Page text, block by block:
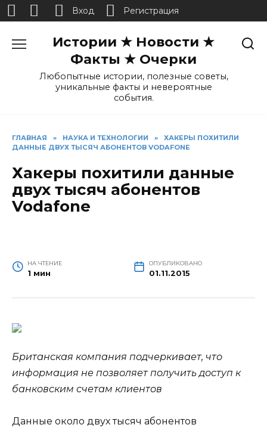
Истории ★ Новости ★
Факты ★ Очерки
Любопытные истории, полезные советы,
уникальные факты и невероятные
события.
ГЛАВНАЯ » НАУКА И ТЕХНОЛОГИИ »
ХАКЕРЫ ПОХИТИЛИ
ДАННЫЕ ДВУХ ТЫСЯЧ АБОНЕНТОВ VODAFONE
Хакеры похитили данные
двух тысяч абонентов
Vodafone
НА ЧТЕНИЕ
1 мин
ОПУБЛИКОВАНО
01.11.2015
Британская компания подчеркивает, что
информация не позволяет получить доступ к
банковским счетам клиентов
Данные около двух тысяч абонентов
Вход Регистрация